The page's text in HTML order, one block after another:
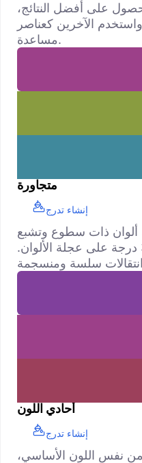
على أفضل النتائج،
الآخرين كعناصر
مساعدة.
متجاورة
إنشاء تدرج
ألوان ذات سطوع وتشبع
متشابهين، تفصل بينها 30 درجة على عجلة الألوان.
أحادي اللون
إنشاء تدرج
نفس اللون الأساسي،